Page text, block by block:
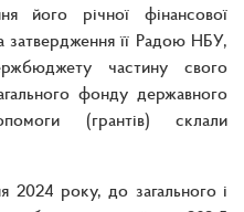
його річної фінансової
затвердження її Радою НБУ,
частину свого
фонду державного
(грантів) склали
2024 року, до загального і